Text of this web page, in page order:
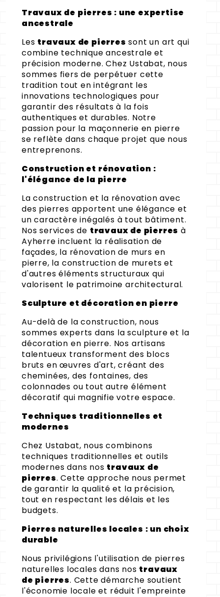
Travaux de pierres : une expertise
ancestrale
Les travaux de pierres sont un art qui
combine technique ancestrale et
précision moderne. Chez Ustabat, nous
sommes fiers de perpétuer cette
tradition tout en intégrant les
innovations technologiques pour
garantir des résultats à la fois
authentiques et durables. Notre
passion pour la maçonnerie en pierre
se reflète dans chaque projet que nous
entreprenons.
Construction et rénovation :
l'élégance de la pierre
La construction et la rénovation avec
des pierres apportent une élégance et
un caractère inégalés à tout bâtiment.
Nos services de travaux de pierres à
Ayherre incluent la réalisation de
façades, la rénovation de murs en
pierre, la construction de murets et
d'autres éléments structuraux qui
valorisent le patrimoine architectural.
Sculpture et décoration en pierre
Au-delà de la construction, nous
sommes experts dans la sculpture et la
décoration en pierre. Nos artisans
talentueux transforment des blocs
bruts en œuvres d'art, créant des
cheminées, des fontaines, des
colonnades ou tout autre élément
décoratif qui magnifie votre espace.
Techniques traditionnelles et
modernes
Chez Ustabat, nous combinons
techniques traditionnelles et outils
modernes dans nos travaux de
pierres. Cette approche nous permet
de garantir la qualité et la précision,
tout en respectant les délais et les
budgets.
Pierres naturelles locales : un choix
durable
Nous privilégions l'utilisation de pierres
naturelles locales dans nos travaux
de pierres. Cette démarche soutient
l'économie locale et réduit l'empreinte